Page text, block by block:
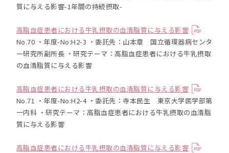
質に与える影響-1年間の持続摂取-
高脂血症患者における牛乳摂取の血清脂質に与える影響
No.70 ・年度-No:H2-3 ・委託先：山本章 国立循環器病センタ
ー研究所副所長 ・研究テーマ：高脂血症患者における牛乳摂取
の血清脂質に与える影響
高脂血症患者における牛乳摂取の血清脂質に与える影響
No.71 ・年度-No:H2-4 ・委託先：寺本民生 東京大学医学部第
一内科 ・研究テーマ：高脂血症患者における牛乳摂取の血清脂
質に与える影響
高脂血症患者における牛乳摂取の血清脂質に与える影響